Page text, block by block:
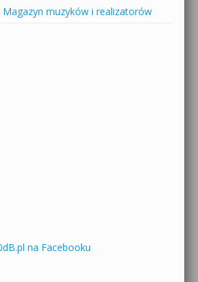
Magazyn muzyków i realizatorów
na Facebooku